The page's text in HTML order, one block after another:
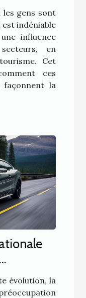
les gens sont
est indéniable
influence
en
Cet
ces
façonnent la
évolution, la